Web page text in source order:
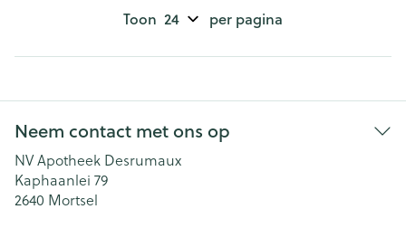
Toon per pagina
Neem contact met ons op
NV Apotheek Desrumaux
Kaphaanlei 79
2640 Mortsel